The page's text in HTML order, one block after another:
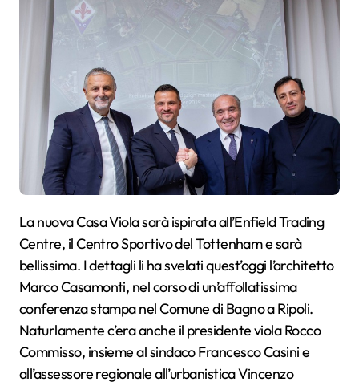
La nuova Casa Viola sarà ispirata all’Enfield Trading
Centre, il Centro Sportivo del Tottenham e sarà
bellissima. I dettagli li ha svelati quest’oggi l’architetto
Marco Casamonti, nel corso di un’affollatissima
conferenza stampa nel Comune di Bagno a Ripoli.
Naturlamente c’era anche il presidente viola Rocco
Commisso, insieme al sindaco Francesco Casini e
all’assessore regionale all’urbanistica Vincenzo